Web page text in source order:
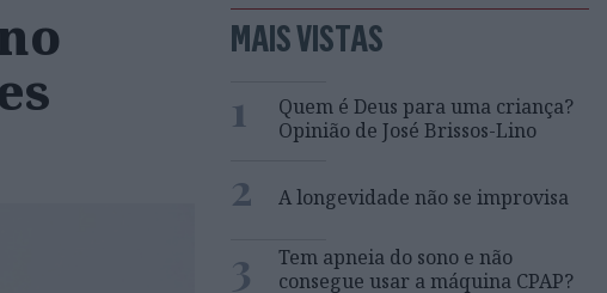
MAIS VISTAS
1
Quem é Deus para uma criança?
Opinião de José Brissos-Lino
2 A longevidade não se improvisa
3
Tem apneia do sono e não
consegue usar a máquina CPAP?